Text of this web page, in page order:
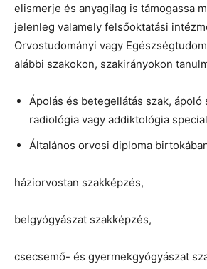
elismerje és anyagilag is támogassa
jelenleg valamely felsőoktatási
Orvostudományi vagy
alábbi szakokon, szakirányokon
Ápolás és betegellátás szak, ápoló
radiológia vagy addiktológia
Általános orvosi diploma
háziorvostan szakképzés,
belgyógyászat szakképzés,
csecsemő- és gyermekgyógyászat